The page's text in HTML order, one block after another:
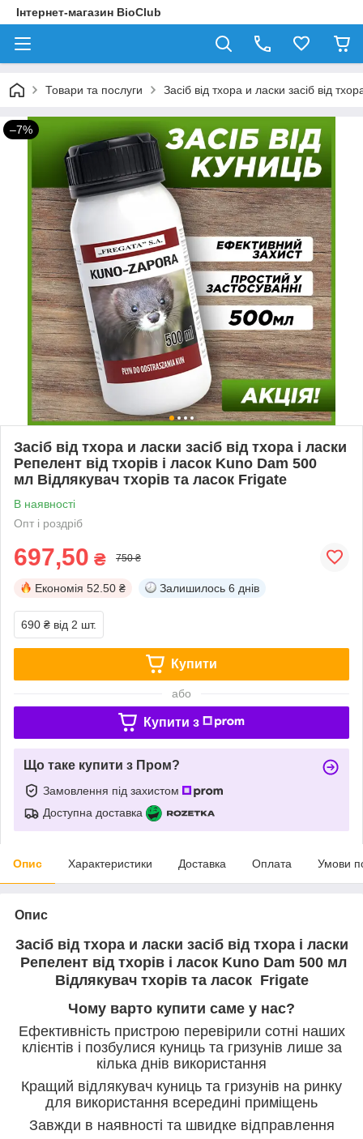
Інтернет-магазин BioClub
Товари та послуги Засіб від тхора и ласки засіб від
–7%
Засіб від тхора и ласки засіб від тхора і ласки
Репелент від тхорів і ласок Kuno Dam 500
мл Відлякувач тхорів та ласок Frigate
В наявності
Опт і роздріб
697,50 ₴ 750 ₴
Економія 52.50 ₴ Залишилось 6 днів
690 ₴ від 2 шт.
Купити
або
Купити з
Що таке купити з Пром?
Замовлення під захистом
Доступна доставка
Опис Характеристики Доставка Оплата Умови
Опис
Засіб від тхора и ласки засіб від тхора і ласки
Репелент від тхорів і ласок Kuno Dam 500 мл
Відлякувач тхорів та ласок Frigate
Чому варто купити саме у нас?
Ефективність пристрою перевірили сотні наших
клієнтів і позбулися куниць та гризунів лише за
кілька днів використання
Кращий відлякувач куниць та гризунів на ринку
для використання всередині приміщень
Завжди в наявності та швидке відправлення